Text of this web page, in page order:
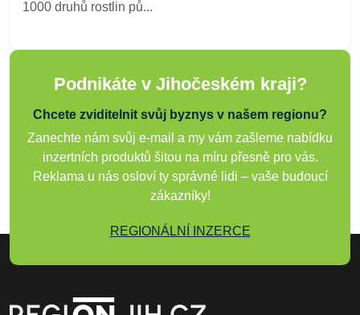
1000 druhů rostlin pů...
Podnikáte v Jihočeském kraji?
Chcete zviditelnit svůj byznys v našem regionu?
Zanechte nám svůj e-mail a my vám zašleme nabídku
inzertních produktů šitou na míru přesně pro vás.
Reklama u nás osloví ty správné lidi – vaše budoucí
zákazníky!
REGIONÁLNÍ INZERCE